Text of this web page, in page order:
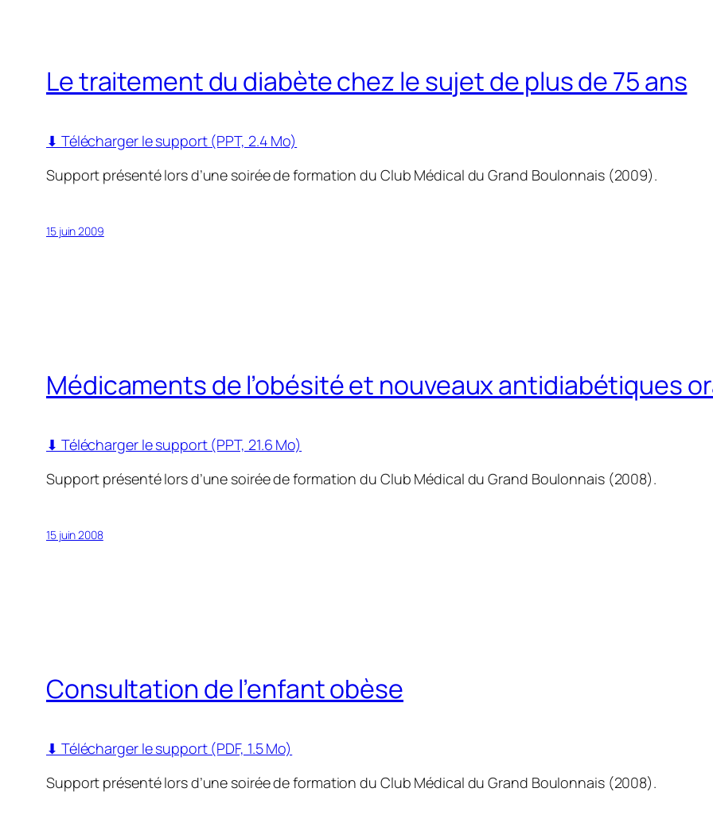
Le traitement du diabète chez le sujet de plus de 75 ans
⬇ Télécharger le support (PPT, 2.4 Mo)
Support présenté lors d’une soirée de formation du Club Médical du Grand Boulonnais (2009).
15 juin 2009
Médicaments de l’obésité et nouveaux antidiabétiques
⬇ Télécharger le support (PPT, 21.6 Mo)
Support présenté lors d’une soirée de formation du Club Médical du Grand Boulonnais (2008).
15 juin 2008
Consultation de l’enfant obèse
⬇ Télécharger le support (PDF, 1.5 Mo)
Support présenté lors d’une soirée de formation du Club Médical du Grand Boulonnais (2008).